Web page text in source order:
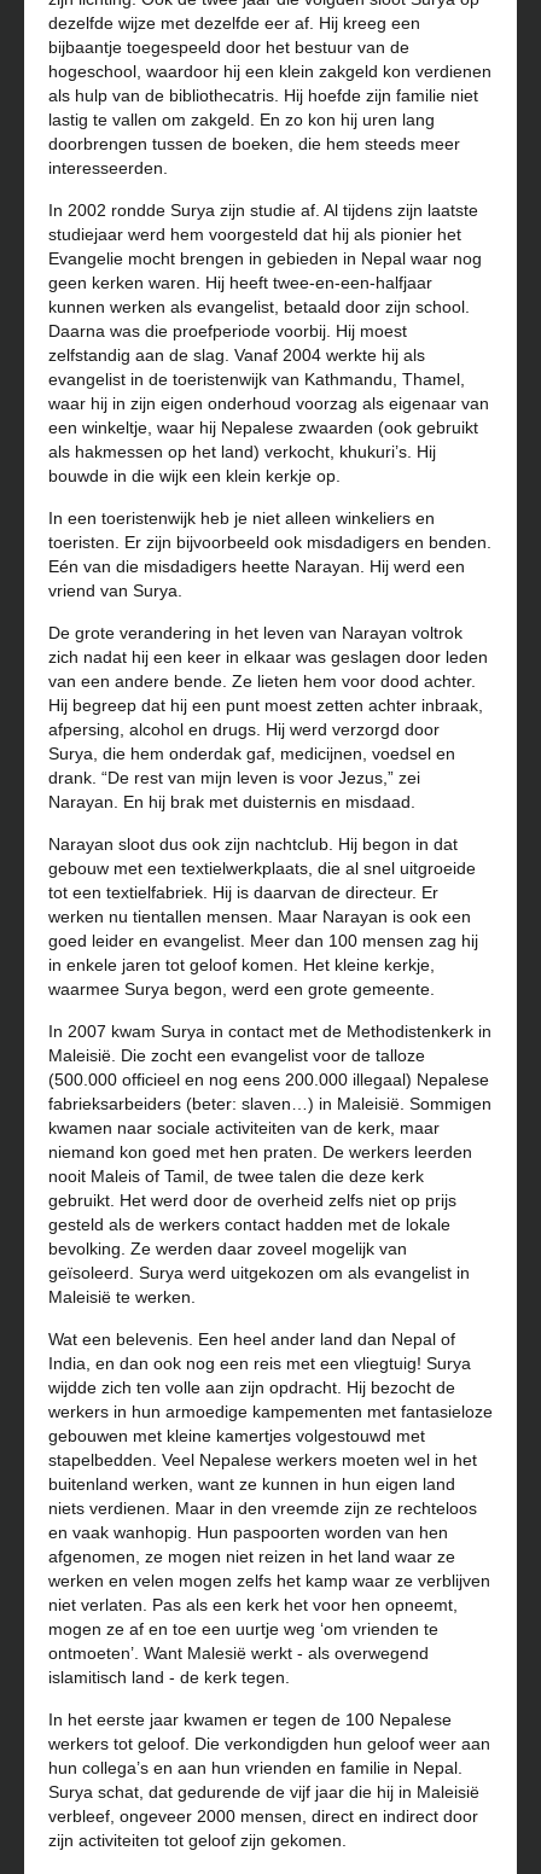
dezelfde wijze met dezelfde eer af. Hij kreeg een
bijbaantje toegespeeld door het bestuur van de
hogeschool, waardoor hij een klein zakgeld kon verdienen
als hulp van de bibliothecatris. Hij hoefde zijn familie niet
lastig te vallen om zakgeld. En zo kon hij uren lang
doorbrengen tussen de boeken, die hem steeds meer
interesseerden.
In 2002 rondde Surya zijn studie af. Al tijdens zijn laatste
studiejaar werd hem voorgesteld dat hij als pionier het
Evangelie mocht brengen in gebieden in Nepal waar nog
geen kerken waren. Hij heeft twee-en-een-halfjaar
kunnen werken als evangelist, betaald door zijn school.
Daarna was die proefperiode voorbij. Hij moest
zelfstandig aan de slag. Vanaf 2004 werkte hij als
evangelist in de toeristenwijk van Kathmandu, Thamel,
waar hij in zijn eigen onderhoud voorzag als eigenaar van
een winkeltje, waar hij Nepalese zwaarden (ook gebruikt
als hakmessen op het land) verkocht, khukuri’s. Hij
bouwde in die wijk een klein kerkje op.
In een toeristenwijk heb je niet alleen winkeliers en
toeristen. Er zijn bijvoorbeeld ook misdadigers en benden.
Eén van die misdadigers heette Narayan. Hij werd een
vriend van Surya.
De grote verandering in het leven van Narayan voltrok
zich nadat hij een keer in elkaar was geslagen door leden
van een andere bende. Ze lieten hem voor dood achter.
Hij begreep dat hij een punt moest zetten achter inbraak,
afpersing, alcohol en drugs. Hij werd verzorgd door
Surya, die hem onderdak gaf, medicijnen, voedsel en
drank. “De rest van mijn leven is voor Jezus,” zei
Narayan. En hij brak met duisternis en misdaad.
Narayan sloot dus ook zijn nachtclub. Hij begon in dat
gebouw met een textielwerkplaats, die al snel uitgroeide
tot een textielfabriek. Hij is daarvan de directeur. Er
werken nu tientallen mensen. Maar Narayan is ook een
goed leider en evangelist. Meer dan 100 mensen zag hij
in enkele jaren tot geloof komen. Het kleine kerkje,
waarmee Surya begon, werd een grote gemeente.
In 2007 kwam Surya in contact met de Methodistenkerk in
Maleisië. Die zocht een evangelist voor de talloze
(500.000 officieel en nog eens 200.000 illegaal) Nepalese
fabrieksarbeiders (beter: slaven…) in Maleisië. Sommigen
kwamen naar sociale activiteiten van de kerk, maar
niemand kon goed met hen praten. De werkers leerden
nooit Maleis of Tamil, de twee talen die deze kerk
gebruikt. Het werd door de overheid zelfs niet op prijs
gesteld als de werkers contact hadden met de lokale
bevolking. Ze werden daar zoveel mogelijk van
geïsoleerd. Surya werd uitgekozen om als evangelist in
Maleisië te werken.
Wat een belevenis. Een heel ander land dan Nepal of
India, en dan ook nog een reis met een vliegtuig! Surya
wijdde zich ten volle aan zijn opdracht. Hij bezocht de
werkers in hun armoedige kampementen met fantasieloze
gebouwen met kleine kamertjes volgestouwd met
stapelbedden. Veel Nepalese werkers moeten wel in het
buitenland werken, want ze kunnen in hun eigen land
niets verdienen. Maar in den vreemde zijn ze rechteloos
en vaak wanhopig. Hun paspoorten worden van hen
afgenomen, ze mogen niet reizen in het land waar ze
werken en velen mogen zelfs het kamp waar ze verblijven
niet verlaten. Pas als een kerk het voor hen opneemt,
mogen ze af en toe een uurtje weg ‘om vrienden te
ontmoeten’. Want Malesië werkt - als overwegend
islamitisch land - de kerk tegen.
In het eerste jaar kwamen er tegen de 100 Nepalese
werkers tot geloof. Die verkondigden hun geloof weer aan
hun collega’s en aan hun vrienden en familie in Nepal.
Surya schat, dat gedurende de vijf jaar die hij in Maleisië
verbleef, ongeveer 2000 mensen, direct en indirect door
zijn activiteiten tot geloof zijn gekomen.